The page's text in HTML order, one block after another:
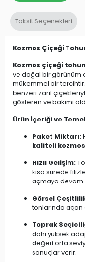
Taksit Seçenekleri
Kozmos Çiçeği
Kozmos çiçeği
ve doğal bir görünüm
mükemmel bir
benzeri zarif
gösteren ve bakımı
Ürün İçeriği ve
Paket Miktarı:
kaliteli
Hızlı Gelişim:
kısa sürede
açmaya devam
Görsel
tonlarında açan
Toprak
dahi yüksek
değeri orta
sonuçlar verir.